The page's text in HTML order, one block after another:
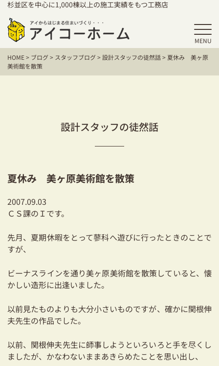
杉並区を中心に1,000棟以上の施工実績をもつ工務店
MENU
HOME
保証／アフターサポート
二世帯住宅をお考えの方
必見！土地からお探しの方へ
お知らせ
HOME> ブログ> スタッフブログ>設計スタッフの徒然話> 夏休み 美ヶ原
美術館を散策
設計スタッフの徒然話
夏休み 美ヶ原美術館を散策
2007.09.03
ＣＳ課のＩです。
先月、夏期休暇をとって蓼科へ遊びに行ったときのことで
すが、
ビーナスラインを通り美ヶ原美術館を散策していると、懐
かしい造形に出逢いました。
以前見たものよりも大分小さいものですが、確かに関根伸
夫先生の作品でした。
以前、関根伸夫先生に師事しようといろいろと手を尽くし
ましたが、かなわないままあきらめたことを思い出し、